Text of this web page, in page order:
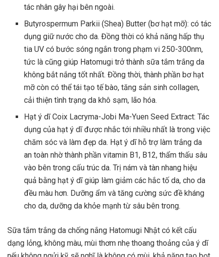
tác nhân gây hại bên ngoài.
Butyrospermum Parkii (Shea) Butter (bơ hạt mỡ): có tác
dụng giữ nước cho da. Đồng thời có khả năng hấp thụ
tia UV có bước sóng ngắn trong phạm vi 250-300nm,
tức là cũng giúp Hatomugi trở thành sữa tắm trắng da
không bắt nắng tốt nhất. Đồng thời, thành phần bơ hạt
mỡ còn có thể tái tạo tế bào, tăng sản sinh collagen,
cải thiện tình trạng da khô sạm, lão hóa.
Hạt ý dĩ Coix Lacryma-Jobi Ma-Yuen Seed Extract: Tác
dụng của hạt ý dĩ được nhắc tới nhiều nhất là trong việc
chăm sóc và làm đẹp da. Hạt ý dĩ hỗ trợ làm trắng da
an toàn nhờ thành phần vitamin B1, B12, thẩm thấu sâu
vào bên trong cấu trúc da. Trị nám và tàn nhang hiệu
quả bằng hạt ý dĩ giúp làm giảm các hắc tố da, cho da
đều màu hơn. Dưỡng ẩm và tăng cường sức đề kháng
cho da, dưỡng da khỏe mạnh từ sâu bên trong.
Sữa tắm trắng da chống nắng Hatomugi Nhật có kết cấu
dạng lỏng, không màu, mùi thơm nhẹ thoang thoảng của ý dĩ